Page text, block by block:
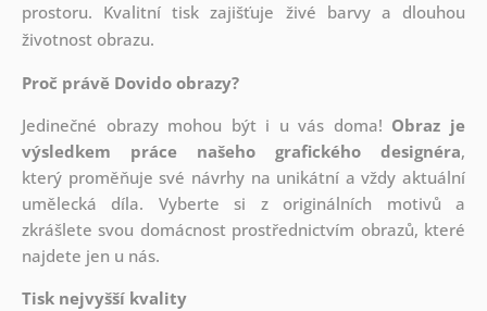
prostoru. Kvalitní tisk zajišťuje živé barvy a dlouhou
životnost obrazu.
Proč právě Dovido obrazy?
Jedinečné obrazy mohou být i u vás doma! Obraz je
výsledkem práce našeho grafického designéra,
který proměňuje své návrhy na unikátní a vždy aktuální
umělecká díla. Vyberte si z originálních motivů a
zkrášlete svou domácnost prostřednictvím obrazů, které
najdete jen u nás.
Tisk nejvyšší kvality